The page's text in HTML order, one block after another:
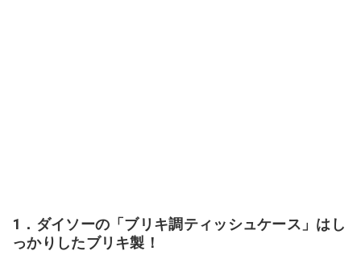
1．ダイソーの「ブリキ調ティッシュケース」はし
っかりしたブリキ製！